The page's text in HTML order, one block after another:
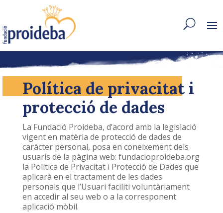
Política de privacitat i
protecció de dades
La Fundació Proideba, d’acord amb la legislació
vigent en matèria de protecció de dades de
caràcter personal, posa en coneixement dels
usuaris de la pàgina web: fundacioproideba.org
la Política de Privacitat i Protecció de Dades que
aplicarà en el tractament de les dades
personals que l’Usuari faciliti voluntàriament
en accedir al seu web o a la corresponent
aplicació mòbil.